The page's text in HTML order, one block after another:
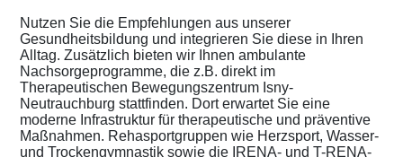
Nutzen Sie die Empfehlungen aus unserer
Gesundheitsbildung und integrieren Sie diese in Ihren
Alltag. Zusätzlich bieten wir Ihnen ambulante
Nachsorgeprogramme, die z.B. direkt im
Therapeutischen Bewegungszentrum Isny-
Neutrauchburg stattfinden. Dort erwartet Sie eine
moderne Infrastruktur für therapeutische und präventive
Maßnahmen. Rehasportgruppen wie Herzsport, Wasser-
und Trockengymnastik sowie die IRENA- und T-RENA-